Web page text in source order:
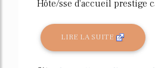
Hôte/sse d'accueil prestige
LIRE LA SUITE